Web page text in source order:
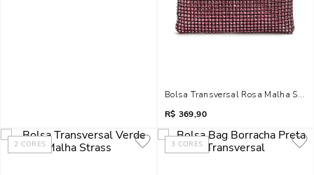
Bolsa Transversal Rosa Malha
R$ 369,90
2 CORES 3 CORES